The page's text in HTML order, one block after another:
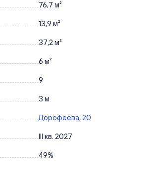
76,7 м²
13,9 м²
37,2 м²
6 м²
9
3 м
Дорофеева, 20
III кв. 2027
49%